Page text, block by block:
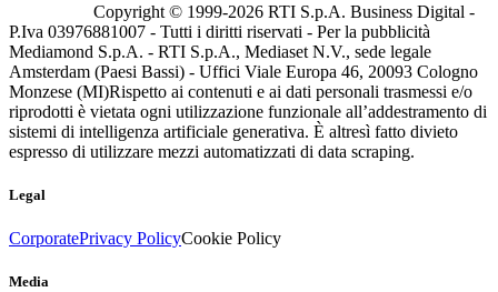
Copyright © 1999-2026 RTI S.p.A. Business Digital -
P.Iva 03976881007 - Tutti i diritti riservati - Per la pubblicità
Mediamond S.p.A. - RTI S.p.A., Mediaset N.V., sede legale
Amsterdam (Paesi Bassi) - Uffici Viale Europa 46, 20093 Cologno
Monzese (MI)Rispetto ai contenuti e ai dati personali trasmessi e/o
riprodotti è vietata ogni utilizzazione funzionale all’addestramento di
sistemi di intelligenza artificiale generativa. È altresì fatto divieto
espresso di utilizzare mezzi automatizzati di data scraping.
Legal
CorporatePrivacy PolicyCookie Policy
Media